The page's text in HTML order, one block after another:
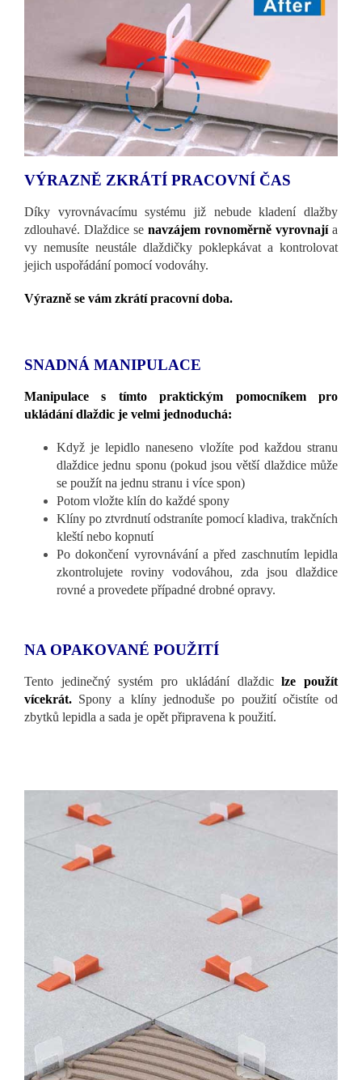
VÝRAZNĚ ZKRÁTÍ PRACOVNÍ ČAS
Díky vyrovnávacímu systému již nebude kladení dlažby
zdlouhavé. Dlaždice se navzájem rovnoměrně vyrovnajía
vy nemusíte neustále dlaždičky poklepkávat a kontrolovat
jejich uspořádání pomocí vodováhy.
Výrazně se vám zkrátí pracovní doba.
SNADNÁ MANIPULACE
Manipulace s tímto praktickým pomocníkem pro
ukládání dlaždic je velmi jednoduchá:
Když je lepidlo naneseno vložíte pod každou stranu
dlaždice jednu sponu (pokud jsou větší dlaždice může
se použít na jednu stranu i více spon)
Potom vložte klín do každé spony
Klíny po ztvrdnutí odstraníte pomocí kladiva, trakčních
kleští nebo kopnutí
Po dokončení vyrovnávání a před zaschnutím lepidla
zkontrolujete roviny vodováhou, zda jsou dlaždice
rovné a provedete případné drobné opravy.
NA OPAKOVANÉ POUŽITÍ
Tento jedinečný systém pro ukládání dlaždiclze použít
vícekrát. Spony a klíny jednoduše po použití očistíte od
zbytků lepidla a sada je opět připravena k použití.